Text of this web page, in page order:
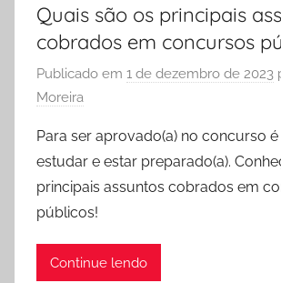
Quais são os principais
cobrados em concursos
Publicado em 1 de dezembro de 2023
Moreira
Para ser aprovado(a) no concurso
estudar e estar preparado(a).
principais assuntos cobrados em
públicos!
Continue lendo